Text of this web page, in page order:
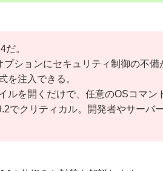
。
プションにセキュリティ制御の不備
を注入できる。
ルを開くだけで、任意のOSコマン
でクリティカル。開発者やサーバ